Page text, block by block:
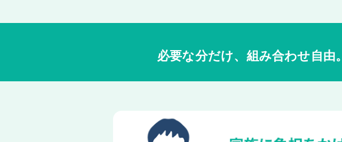
必要な分だけ、組み合わせ自由。